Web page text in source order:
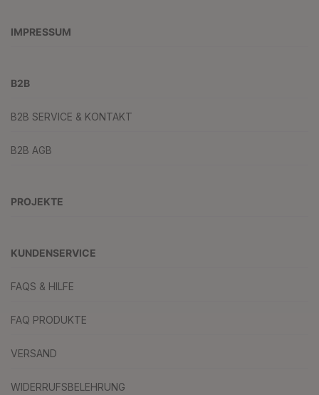
IMPRESSUM
B2B
B2B SERVICE & KONTAKT
B2B AGB
PROJEKTE
KUNDENSERVICE
FAQS & HILFE
FAQ PRODUKTE
VERSAND
WIDERRUFSBELEHRUNG